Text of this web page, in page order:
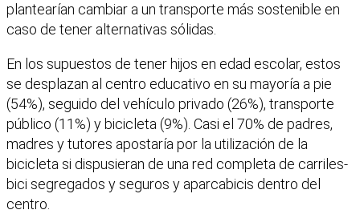
plantearían cambiar a un transporte más sostenible en
caso de tener alternativas sólidas.
En los supuestos de tener hijos en edad escolar, estos
se desplazan al centro educativo en su mayoría a pie
(54%), seguido del vehículo privado (26%), transporte
público (11%) y bicicleta (9%). Casi el 70% de padres,
madres y tutores apostaría por la utilización de la
bicicleta si dispusieran de una red completa de carriles-
bici segregados y seguros y aparcabicis dentro del
centro.